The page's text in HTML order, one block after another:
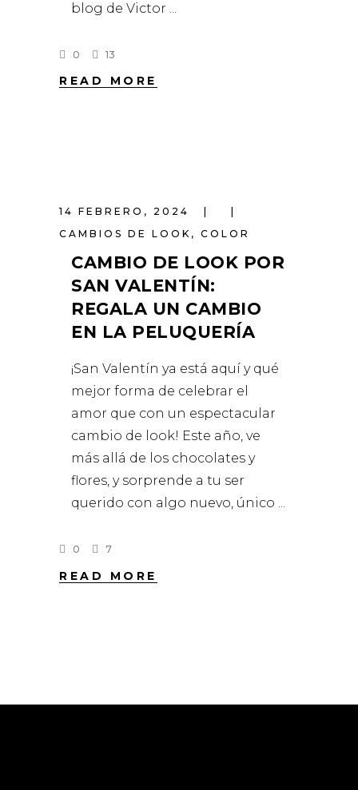
blog de Victor
0 13
READ MORE
14 FEBRERO, 2024
CAMBIOS DE LOOK , COLOR
CAMBIO DE LOOK POR
SAN VALENTÍN:
REGALA UN CAMBIO
EN LA PELUQUERÍA
¡San Valentín ya está aquí y qué
mejor forma de celebrar el
amor que con un espectacular
cambio de look! Este año, ve
más allá de los chocolates y
flores, y sorprende a tu ser
querido con algo nuevo, único
0 7
READ MORE